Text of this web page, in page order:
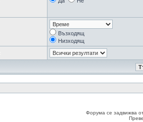
Възходящ
Низходящ
Форума се задвижва